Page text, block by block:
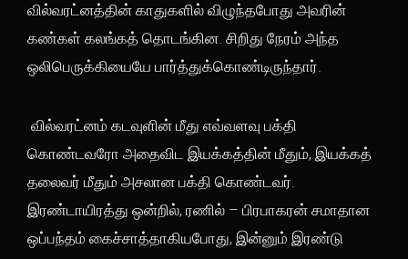
வில்வரட்னத்தின் காதுகளில் விழுந்தபோது அவரின்
கண்கள் கலங்கத் தொடங்கின. சிறிது நேரம் அந்த
ஒலிபெருக்கியையே பார்த்துக்கொண்டிருந்தார்.
வில்வரட்னம் கடவுளின் மீது எவ்வளவு பக்தி
கொண்டவரோ அதைவிட இயக்கத்தின் மீதும், இயக்கத்
தலைவர் மீதும் அசலான பக்தி கொண்டவர்.
இரண்டாயிரத்து ஒன்றில், ரணில் – பிரபாகரன் சமாதான
ஒப்பந்தம் கைச்சாத்தாகியபோது, இன்னும் இரண்டு